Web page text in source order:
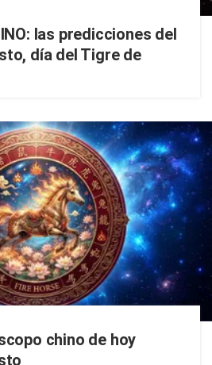
las predicciones del
día del Tigre de
chino de hoy